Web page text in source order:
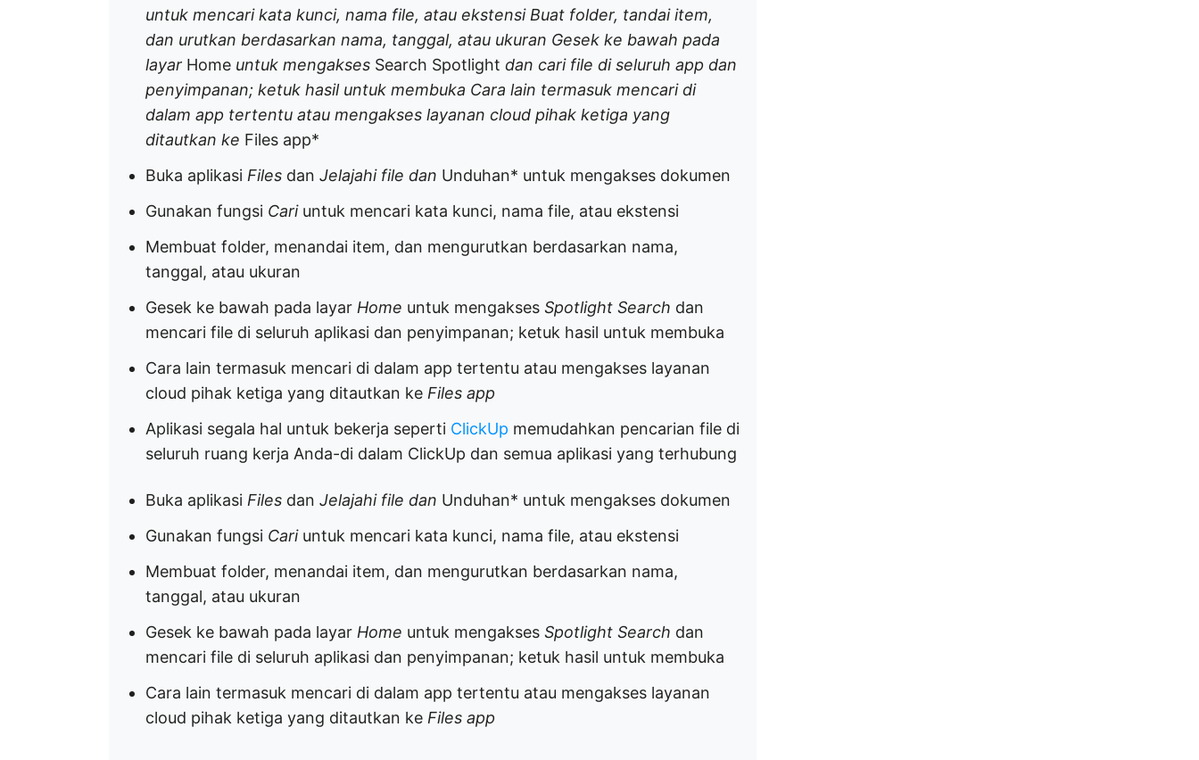
untuk mencari kata kunci, nama file, atau ekstensi Buat folder, tandai item,
dan urutkan berdasarkan nama, tanggal, atau ukuran Gesek ke bawah pada
layar Home untuk mengakses Search Spotlight dan cari file di seluruh app dan
penyimpanan; ketuk hasil untuk membuka Cara lain termasuk mencari di
dalam app tertentu atau mengakses layanan cloud pihak ketiga yang
ditautkan ke Files app*
Buka aplikasi Files dan Jelajahi file dan Unduhan* untuk mengakses dokumen
Gunakan fungsi Cari untuk mencari kata kunci, nama file, atau ekstensi
Membuat folder, menandai item, dan mengurutkan berdasarkan nama,
tanggal, atau ukuran
Gesek ke bawah pada layar Home untuk mengakses Spotlight Search dan
mencari file di seluruh aplikasi dan penyimpanan; ketuk hasil untuk membuka
Cara lain termasuk mencari di dalam app tertentu atau mengakses layanan
cloud pihak ketiga yang ditautkan ke Files app
Aplikasi segala hal untuk bekerja seperti ClickUp memudahkan pencarian file di
seluruh ruang kerja Anda-di dalam ClickUp dan semua aplikasi yang terhubung
Buka aplikasi Files dan Jelajahi file dan Unduhan* untuk mengakses dokumen
Gunakan fungsi Cari untuk mencari kata kunci, nama file, atau ekstensi
Membuat folder, menandai item, dan mengurutkan berdasarkan nama,
tanggal, atau ukuran
Gesek ke bawah pada layar Home untuk mengakses Spotlight Search dan
mencari file di seluruh aplikasi dan penyimpanan; ketuk hasil untuk membuka
Cara lain termasuk mencari di dalam app tertentu atau mengakses layanan
cloud pihak ketiga yang ditautkan ke Files app